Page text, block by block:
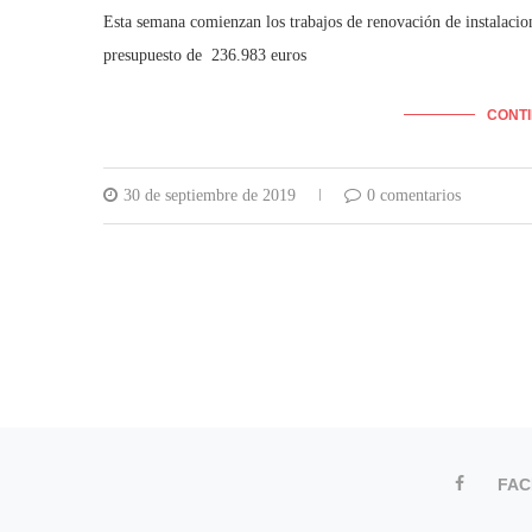
Esta semana comienzan los trabajos de renovación de
presupuesto de 236.983 euros
30 de septiembre de 2019 0 comentarios